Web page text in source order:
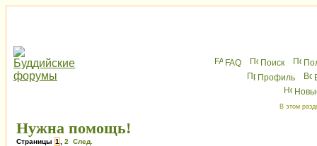
FAQ Поиск
Профиль
В этом
Нужна помощь!
Страницы 1 2 След.